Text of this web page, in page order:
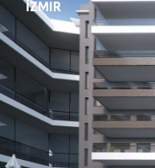
İZMIR